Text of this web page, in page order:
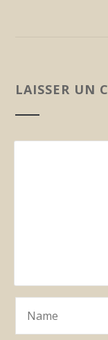
LAISSER UN